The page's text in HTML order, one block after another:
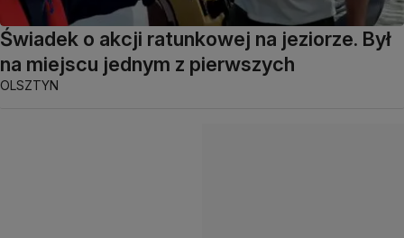
Świadek o akcji ratunkowej na jeziorze. Był
na miejscu jednym z pierwszych
OLSZTYN